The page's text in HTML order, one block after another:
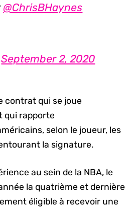
@ChrisBHaynes
September 2, 2020
contrat qui se joue
qui rapporte
selon le joueur, les
la signature.
au sein de la NBA, le
la quatrième et dernière
éligible à recevoir une